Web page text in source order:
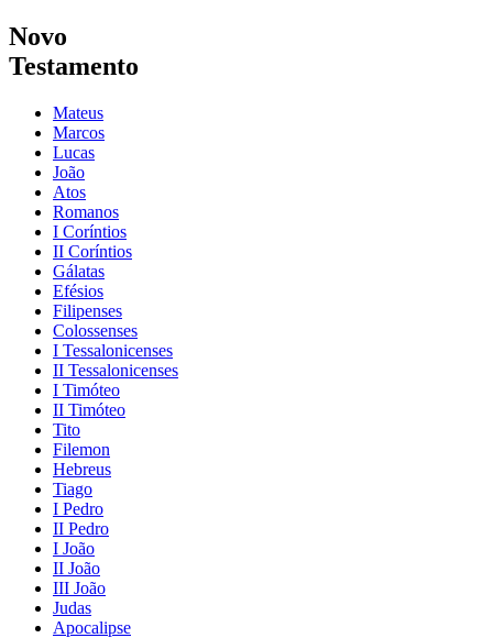
Novo
Testamento
Mateus
Marcos
Lucas
João
Atos
Romanos
I Coríntios
II Coríntios
Gálatas
Efésios
Filipenses
Colossenses
I Tessalonicenses
II Tessalonicenses
I Timóteo
II Timóteo
Tito
Filemon
Hebreus
Tiago
I Pedro
II Pedro
I João
II João
III João
Judas
Apocalipse